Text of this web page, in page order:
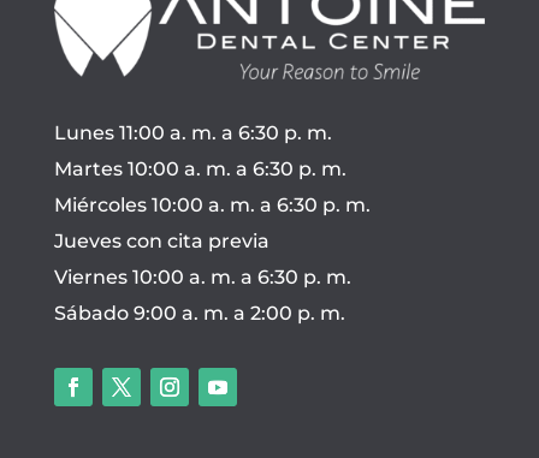
Lunes 11:00 a. m. a 6:30 p. m.
Martes 10:00 a. m. a 6:30 p. m.
Miércoles 10:00 a. m. a 6:30 p. m.
Jueves con cita previa
Viernes 10:00 a. m. a 6:30 p. m.
Sábado 9:00 a. m. a 2:00 p. m.